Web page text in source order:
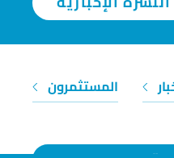
المستثمرون